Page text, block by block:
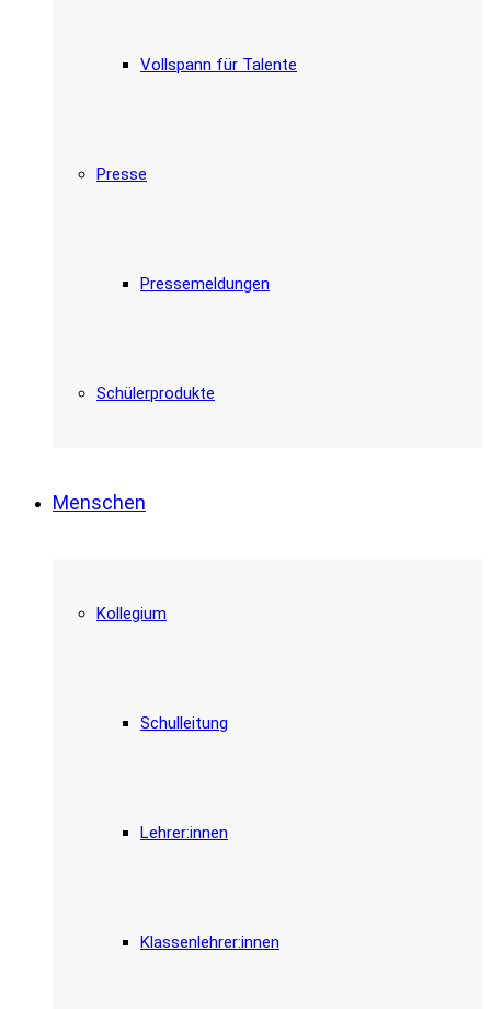
Vollspann für Talente
Presse
Pressemeldungen
Schülerprodukte
Menschen
Kollegium
Schulleitung
Lehrer:innen
Klassenlehrer:innen